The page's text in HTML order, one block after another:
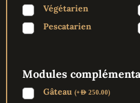
Végétarien
Pescatarien
Modules
Gâteau (+AED 250.00)